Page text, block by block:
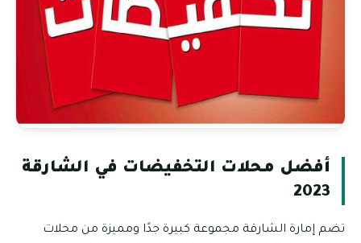
أفضل محلات التخفيضات في الشارقة
2023
تضم إمارة الشارقة مجموعة كبيرة جدًا ومميزة من محلات